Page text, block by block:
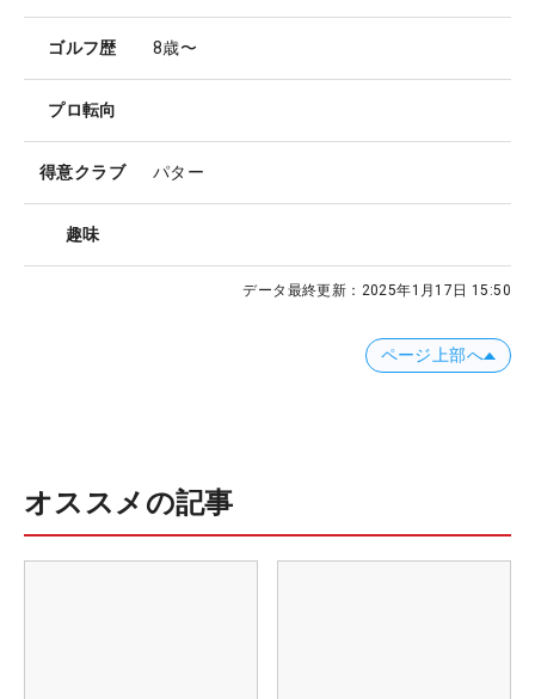
ゴルフ歴 8歳〜
プロ転向
得意クラブ パター
趣味
データ最終更新： 2025年1月17日 15:50
ページ上部へ
オススメの記事